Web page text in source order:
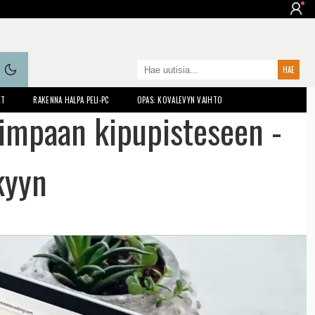
RAKENNA HALPA PELI-PC OPAS: KOVALEVYN VAIHTO
kipupisteseen -